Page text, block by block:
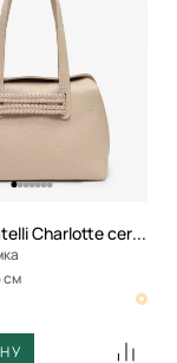
Carlo Salvatelli Charlotte cervino
см